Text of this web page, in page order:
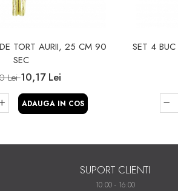
TORT AURII, 25 CM 90
SEC
Lei10,17 Lei
ADAUGA IN COS
SET 4
SUPORT CLIENTI
10:00 - 16:00